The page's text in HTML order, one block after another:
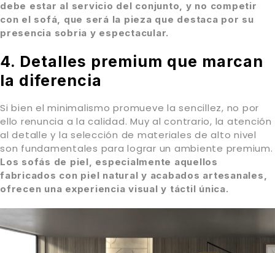
debe estar al servicio del conjunto, y no competir
con el sofá, que será la pieza que destaca por su
presencia sobria y espectacular.
4. Detalles premium que marcan
la diferencia
Si bien el minimalismo promueve la sencillez, no por
ello renuncia a la calidad. Muy al contrario, la atención
al detalle y la selección de materiales de alto nivel
son fundamentales para lograr un ambiente premium.
Los sofás de piel, especialmente aquellos
fabricados con piel natural y acabados artesanales,
ofrecen una experiencia visual y táctil única.